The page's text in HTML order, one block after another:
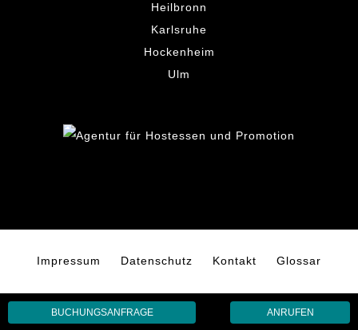
Heilbronn
Karlsruhe
Hockenheim
Ulm
Impressum Datenschutz Kontakt Glossar
BUCHUNGSANFRAGE ANRUFEN